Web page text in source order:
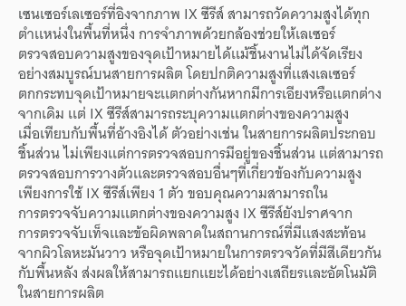
เซนเซอร์เลเซอร์ที่อิงจากภาพ IXซีรีส์สามารถวัดความสูงได้ทุก
ตำเเหน่งในพื้นที่หนึ่งการจำภาพด้วยกล้องช่วยให้เลเซอร์
ตรวจสอบความสูงของจุดเป้าหมายได้เเม้ชิ้นงานไม่ได้จัดเรียง
อย่างสมบูรณ์บนสายการผลิตโดยปกติความสูงที่เเสงเลเซอร์
ตกกระทบจุดเป้าหมายจะเเตกต่างกันหากมีการเอียงหรือเเตกต่าง
จากเดิม เเต่ IXซีรีส์สามารถระบุความเเตกต่างของความสูง
เมื่อเทียบกับพื้นที่อ้างอิงได้ตัวอย่างเช่นในสายการผลิตประกอบ
ชิ้นส่วนไม่เพียงเเต่การตรวจสอบการมีอยู่ของชิ้นส่วนเเต่สามารถ
ตรวจสอบการวางตัวเเละตรวจสอบอื่นๆที่เกี่ยวข้องกับความสูง
เพียงการใช้IXซีรีส์เพียง1 ตัวขอบคุณความสามารถใน
การตรวจจับความเเตกต่างของความสูง IXซีรีส์ยังปราศจาก
การตรวจจับเท็จเเละข้อผิดพลาดในสถานการณ์ที่มีเเสงสะท้อน
จากผิวโลหะมันวาวหรือจุดเป้าหมายในการตรวจวัดที่มีสีเดียวกัน
กับพื้นหลังส่งผลให้สามารถเเยกเเยะได้อย่างเสถียรเเละอัตโนมัติ
ในสายการผลิต